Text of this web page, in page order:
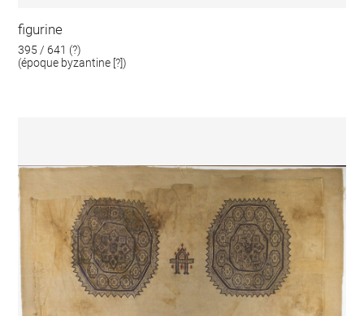
figurine
395 / 641 (?)
(époque byzantine [?])